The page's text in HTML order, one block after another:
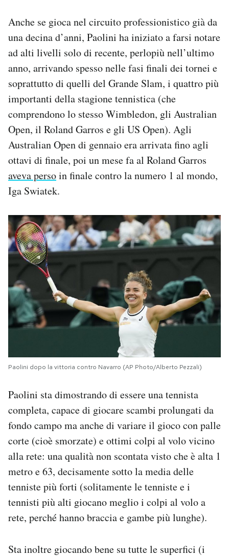
Anche se gioca nel circuito professionistico già da
una decina d’anni, Paolini ha iniziato a farsi notare
ad alti livelli solo di recente, perlopiù nell’ultimo
anno, arrivando spesso nelle fasi finali dei tornei e
soprattutto di quelli del Grande Slam, i quattro più
importanti della stagione tennistica (che
comprendono lo stesso Wimbledon, gli Australian
Open, il Roland Garros e gli US Open). Agli
Australian Open di gennaio era arrivata fino agli
ottavi di finale, poi un mese fa al Roland Garros
aveva persoin finale contro la numero 1 al mondo,
Iga Swiatek.
Paolini dopo la vittoria contro Navarro (AP Photo/Alberto Pezzali)
Paolini sta dimostrando di essere una tennista
completa, capace di giocare scambi prolungati da
fondo campo ma anche di variare il gioco con palle
corte (cioè smorzate) e ottimi colpi al volo vicino
alla rete: una qualità non scontata visto che è alta 1
metro e 63, decisamente sotto la media delle
tenniste più forti (solitamente le tenniste e i
tennisti più alti giocano meglio i colpi al volo a
rete, perché hanno braccia e gambe più lunghe).
Sta inoltre giocando bene su tutte le superfici (i